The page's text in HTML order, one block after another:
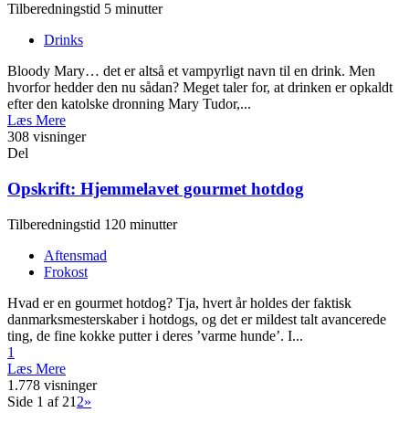
Tilberedningstid 5 minutter
Drinks
Bloody Mary… det er altså et vampyrligt navn til en drink. Men
hvorfor hedder den nu sådan? Meget taler for, at drinken er opkaldt
efter den katolske dronning Mary Tudor,...
Læs Mere
308 visninger
Del
Opskrift: Hjemmelavet gourmet hotdog
Tilberedningstid 120 minutter
Aftensmad
Frokost
Hvad er en gourmet hotdog? Tja, hvert år holdes der faktisk
danmarksmesterskaber i hotdogs, og det er mildest talt avancerede
ting, de fine kokke putter i deres ’varme hunde’. I...
1
Læs Mere
1.778 visninger
Side 1 af 21 2»